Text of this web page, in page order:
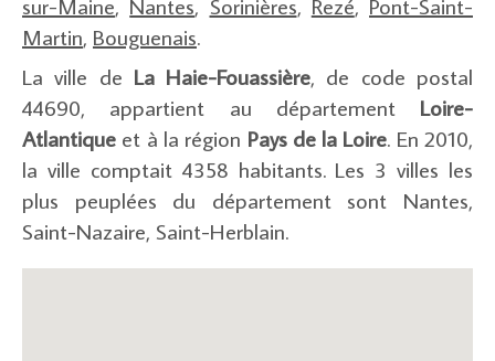
Martin, Bouguenais.
La ville de La Haie-Fouassière, de code postal
44690, appartient au département Loire-
Atlantique et à la région Pays de la Loire. En 2010,
la ville comptait 4358 habitants. Les 3 villes les
plus peuplées du département sont Nantes,
Saint-Nazaire, Saint-Herblain.